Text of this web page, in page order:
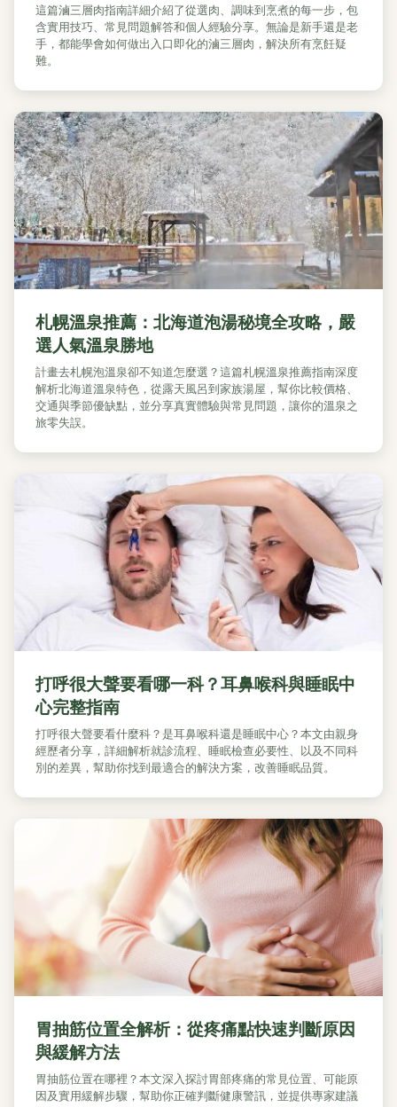
這篇滷三層肉指南詳細介紹了從選肉、調味到烹煮的每一步，包
含實用技巧、常見問題解答和個人經驗分享。無論是新手還是老
手，都能學會如何做出入口即化的滷三層肉，解決所有烹飪疑
難。
札幌溫泉推薦：北海道泡湯秘境全攻略，嚴
選人氣溫泉勝地
計畫去札幌泡溫泉卻不知道怎麼選？這篇札幌溫泉推薦指南深度
解析北海道溫泉特色，從露天風呂到家族湯屋，幫你比較價格、
交通與季節優缺點，並分享真實體驗與常見問題，讓你的溫泉之
旅零失誤。
打呼很大聲要看哪一科？耳鼻喉科與睡眠中
心完整指南
打呼很大聲要看什麼科？是耳鼻喉科還是睡眠中心？本文由親身
經歷者分享，詳細解析就診流程、睡眠檢查必要性、以及不同科
別的差異，幫助你找到最適合的解決方案，改善睡眠品質。
胃抽筋位置全解析：從疼痛點快速判斷原因
與緩解方法
胃抽筋位置在哪裡？本文深入探討胃部疼痛的常見位置、可能原
因及實用緩解步驟，幫助你正確判斷健康警訊，並提供專家建議